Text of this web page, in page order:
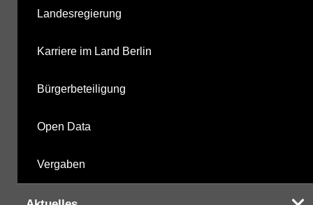
Landesregierung
Karriere im Land Berlin
Bürgerbeteiligung
Open Data
Vergaben